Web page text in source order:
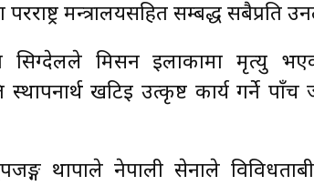
परराष्ट्र मन्त्रालयसहित सम्बद्ध
सिग्देलले मिसन इलाकामा मृत्यु
स्थापनार्थ खटिइ उत्कृष्ट कार्य गर्ने
थापाले नेपाली सेनाले